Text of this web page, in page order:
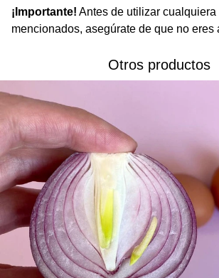
¡Importante! Antes de utilizar
mencionados, asegúrate de que no eres
Otros productos